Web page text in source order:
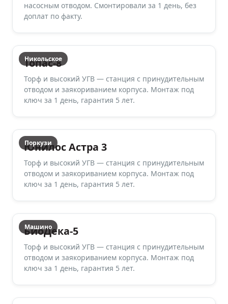
насосным отводом. Смонтировали за 1 день, без
доплат по факту.
Никольское
Топас-8
Торф и высокий УГВ — станция с принудительным
отводом и заякориванием корпуса. Монтаж под
ключ за 1 день, гарантия 5 лет.
Поркузи
Юнилос Астра 3
Торф и высокий УГВ — станция с принудительным
отводом и заякориванием корпуса. Монтаж под
ключ за 1 день, гарантия 5 лет.
Машино
БиоДека-5
Торф и высокий УГВ — станция с принудительным
отводом и заякориванием корпуса. Монтаж под
ключ за 1 день, гарантия 5 лет.